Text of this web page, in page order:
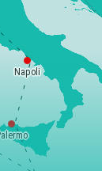
Napoli